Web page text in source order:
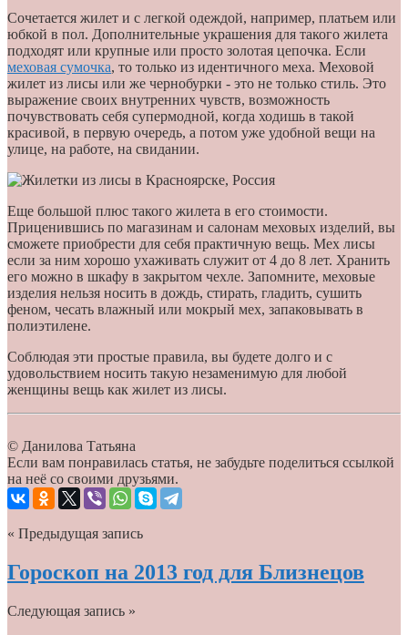
Сочетается жилет и с легкой одеждой, например, платьем или
юбкой в пол. Дополнительные украшения для такого жилета
подходят или крупные или просто золотая цепочка. Если
меховая сумочка, то только из идентичного меха. Меховой
жилет из лисы или же чернобурки - это не только стиль. Это
выражение своих внутренних чувств, возможность
почувствовать себя супермодной, когда ходишь в такой
красивой, в первую очередь, а потом уже удобной вещи на
улице, на работе, на свидании.
Еще большой плюс такого жилета в его стоимости.
Приценившись по магазинам и салонам меховых изделий, вы
сможете приобрести для себя практичную вещь. Мех лисы
если за ним хорошо ухаживать служит от 4 до 8 лет. Хранить
его можно в шкафу в закрытом чехле. Запомните, меховые
изделия нельзя носить в дождь, стирать, гладить, сушить
феном, чесать влажный или мокрый мех, запаковывать в
полиэтилене.
Соблюдая эти простые правила, вы будете долго и с
удовольствием носить такую незаменимую для любой
женщины вещь как жилет из лисы.
© Данилова Татьяна
Если вам понравилась статья, не забудьте поделиться ссылкой
на неё со своими друзьями.
« Предыдущая запись
Гороскоп на 2013 год для Близнецов
Следующая запись »